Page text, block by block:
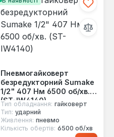
Пневмогайковерт
безредукторний Sumake
1/2" 407 Нм 6500 об/хв.
(ST-IW4140)
Тип обладнання: гайковерт
Тип: ударний
Живлення: пневмо
Кількість обертів: 6500 об/хв